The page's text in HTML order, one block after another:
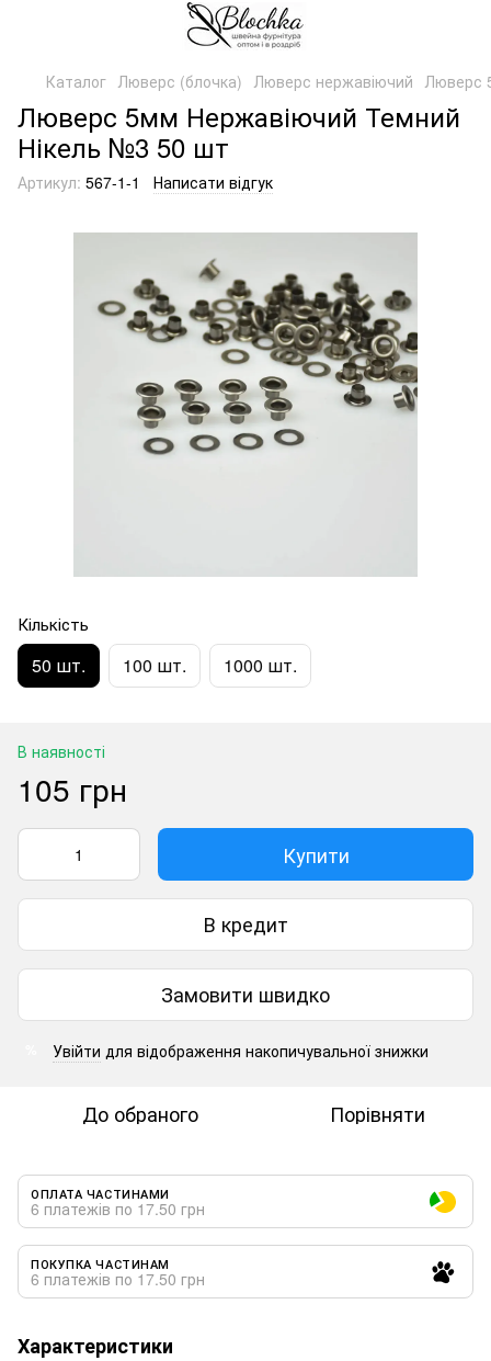
Каталог Люверс (блочка) Люверс нержавіючий Люверс
Люверс 5мм Нержавіючий Темний
Нікель №3 50 шт
Артикул: 567-1-1 Написати відгук
Кількість
50 шт. 100 шт. 1000 шт.
В наявності
105 грн
Купити
В кредит
Замовити швидко
Увійти для відображення накопичувальної знижки
До обраного Порівняти
ОПЛАТА ЧАСТИНАМИ
6 платежів по 17.50 грн
ПОКУПКА ЧАСТИНАМ
6 платежів по 17.50 грн
Характеристики